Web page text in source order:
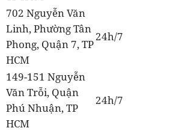
702 Nguyễn Văn
Linh, Phường Tân
Phong, Quận 7, TP
HCM
24h/7
149-151 Nguyễn
Văn Trỗi, Quận
Phú Nhuận, TP
HCM
24h/7